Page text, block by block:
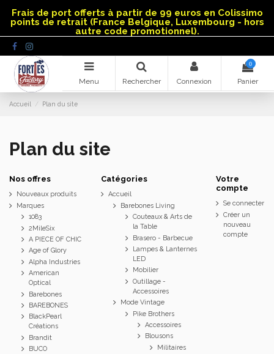
Frais de port offerts à partir de 99 euros en Colissimo
points de retrait (France Belgique, Luxembourg - hors
autre code promotionnel).
Menu Rechercher Connexion
0
Panier
Accueil Plan du site
Plan du site
Nos offres
Nouveaux produits
Marques
1083
2MileSix
A PIECE OF CHIC
Age of Glory
Alpha Industries
American
Optical
Barebones
BAREBONES
BlackPearl
Créations
Brandit
BUCO
Catégories
Accueil
Barebones Living
Couteaux & Arts de
la Table
Brasero - Barbecue
Lampes & Lanternes
LED
Mobilier
Outillage -
Accessoires
Mode Vintage
Pike Brothers
Accessoires
Blousons
Militaires
Votre
compte
Se connecter
Créer un
nouveau
compte